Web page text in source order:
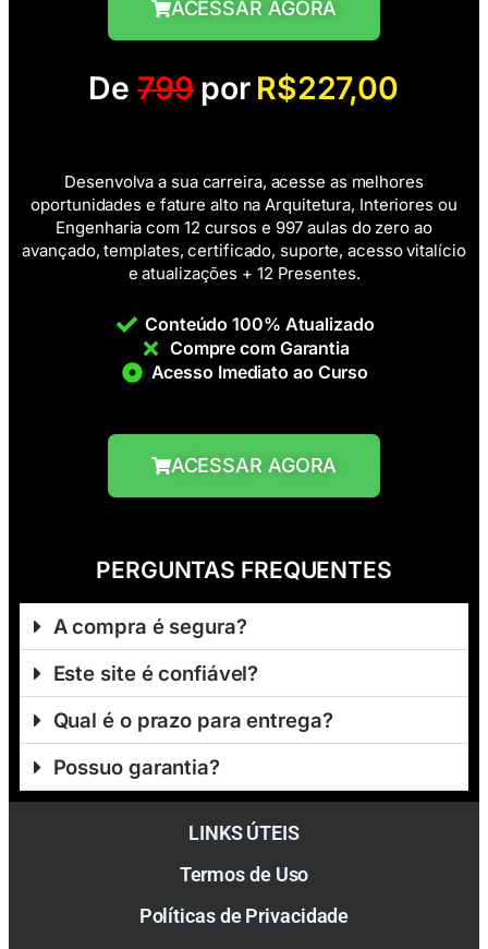
ACESSAR AGORA
De 799 por R$227,00
Desenvolva a sua carreira, acesse as melhores
oportunidades e fature alto na Arquitetura, Interiores ou
Engenharia com 12 cursos e 997 aulas do zero ao
avançado, templates, certificado, suporte, acesso vitalício
e atualizações + 12 Presentes.
Conteúdo 100% Atualizado
Compre com Garantia
Acesso Imediato ao Curso
ACESSAR AGORA
PERGUNTAS FREQUENTES
A compra é segura?
Este site é confiável?
Qual é o prazo para entrega?
Possuo garantia?
LINKS ÚTEIS
Termos de Uso
Políticas de Privacidade